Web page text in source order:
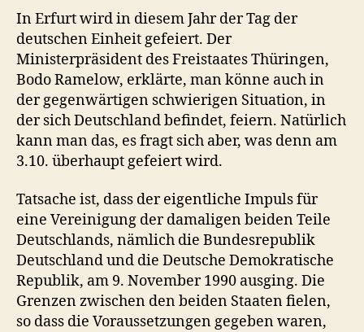
In Erfurt wird in diesem Jahr der Tag der
deutschen Einheit gefeiert. Der
Ministerpräsident des Freistaates Thüringen,
Bodo Ramelow, erklärte, man könne auch in
der gegenwärtigen schwierigen Situation, in
der sich Deutschland befindet, feiern. Natürlich
kann man das, es fragt sich aber, was denn am
3.10. überhaupt gefeiert wird.
Tatsache ist, dass der eigentliche Impuls für
eine Vereinigung der damaligen beiden Teile
Deutschlands, nämlich die Bundesrepublik
Deutschland und die Deutsche Demokratische
Republik, am 9. November 1990 ausging. Die
Grenzen zwischen den beiden Staaten fielen,
so dass die Voraussetzungen gegeben waren,